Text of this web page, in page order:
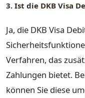
3. Ist die DKB Visa
Ja, die DKB Visa
Verfahren, das
Zahlungen bietet.
können Sie diese